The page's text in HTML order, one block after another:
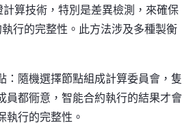
算技術，特別是差異檢測，來確保
行的完整性。此方法涉及多種製衡
：隨機選擇節點組成計算委員會，隻
員都衕意，智能合約執行的結果才會
執行的完整性。